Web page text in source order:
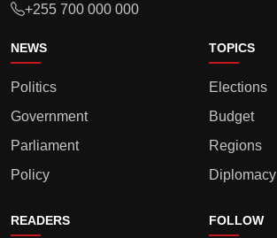
+255 700 000 000
NEWS
Politics
Government
Parliament
Policy
TOPICS
Elections
Budget
Regions
Diplomacy
READERS FOLLOW